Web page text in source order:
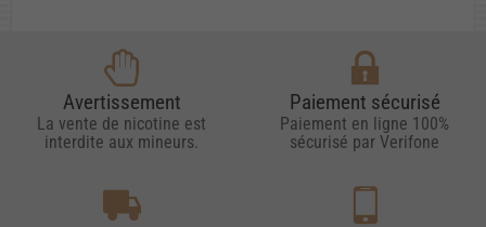
Avertissement
La vente de nicotine est
interdite aux mineurs.
Paiement sécurisé
Paiement en ligne 100%
sécurisé par Verifone